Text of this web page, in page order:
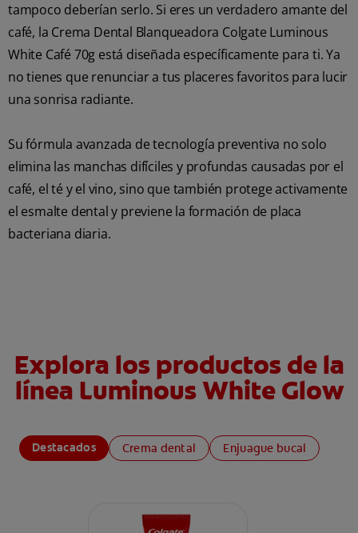
tampoco deberían serlo. Si eres un verdadero amante del
café, la Crema Dental Blanqueadora Colgate Luminous
White Café 70g está diseñada específicamente para ti. Ya
no tienes que renunciar a tus placeres favoritos para lucir
una sonrisa radiante.
Su fórmula avanzada de tecnología preventiva no solo
elimina las manchas difíciles y profundas causadas por el
café, el té y el vino, sino que también protege activamente
el esmalte dental y previene la formación de placa
bacteriana diaria.
Explora los productos de la
línea Luminous White Glow
Destacados Crema dental Enjuague bucal